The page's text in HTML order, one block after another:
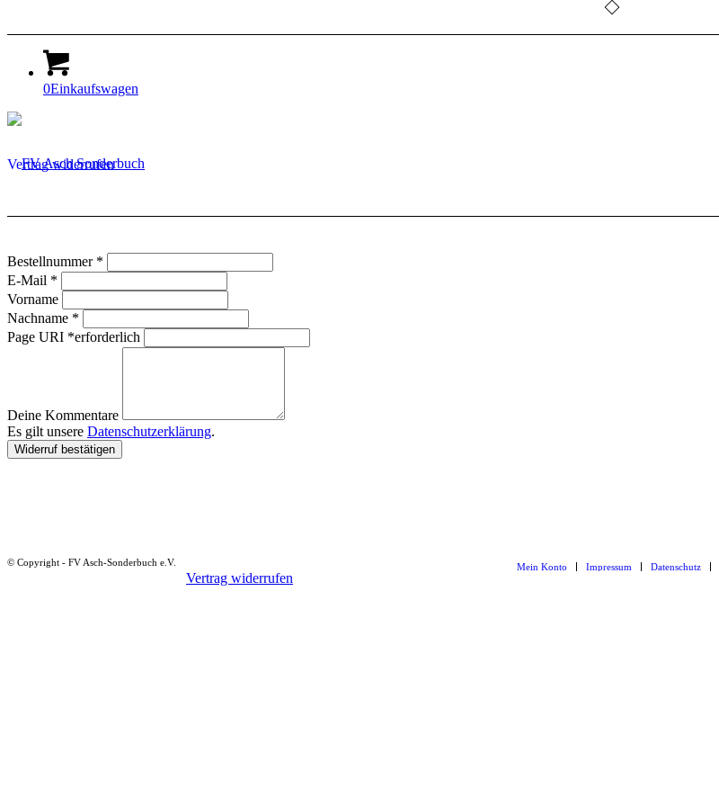
0Einkaufswagen
Vertrag widerrufen
Bestellnummer *
E-Mail *
Vorname
Nachname *
Page URI *erforderlich
Deine Kommentare
Es gilt unsere Datenschutzerklärung.
Widerruf bestätigen
© Copyright - FV Asch-Sonderbuch e.V. Mein Konto Impressum Datenschutz
Vertrag widerrufen